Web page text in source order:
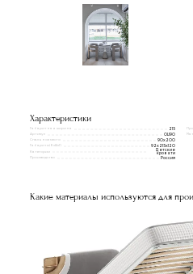
Характеристики
Габаритная ширина
215
Артикул
OLI90
Спальное место
90x200
Габариты(ВxШxГ)
92х215х120
Категории
Детские
кровати
Производство
Россия
Какие материалы используются для